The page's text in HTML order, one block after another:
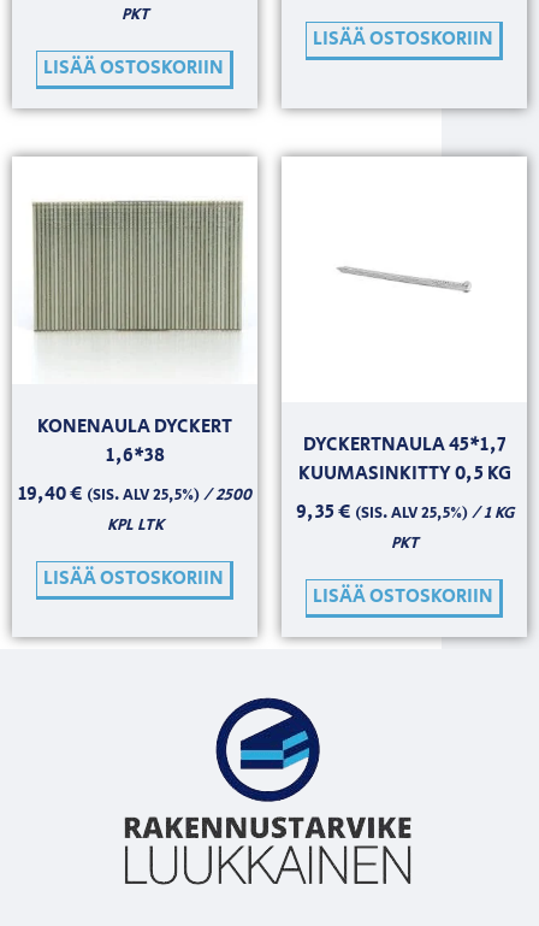
PKT
LISÄÄ OSTOSKORIIN
LISÄÄ OSTOSKORIIN
KONENAULA DYCKERT
1,6*38
19,40€ (SIS. ALV 25,5%)/ 2500
KPL LTK
LISÄÄ OSTOSKORIIN
DYCKERTNAULA 45*1,7
KUUMASINKITTY 0,5 KG
9,35€ (SIS. ALV 25,5%)/ 1 KG
PKT
LISÄÄ OSTOSKORIIN